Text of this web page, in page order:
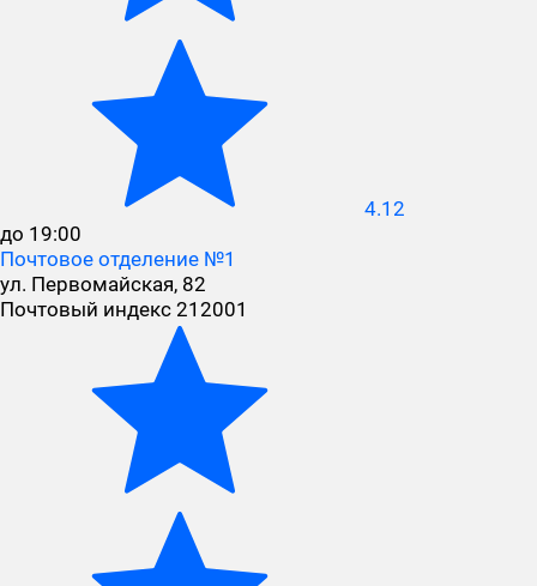
4.12
до 19:00
Почтовое отделение №1
ул. Первомайская, 82
Почтовый индекс 212001